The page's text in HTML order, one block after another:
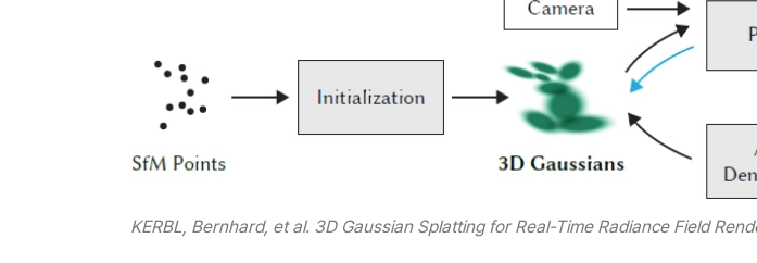
KERBL, Bernhard, et al. 3D Gaussian Splatting for Real-Time Radiance Field